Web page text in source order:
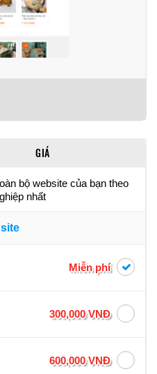
GIÁ
bộ website của bạn theo
nhất
Miễn phí
300,000 VNĐ
600,000 VNĐ